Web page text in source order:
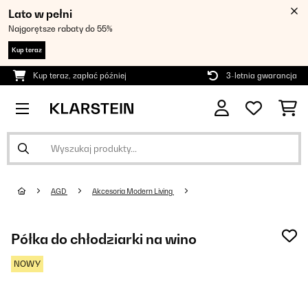
Lato w pełni
Najgorętsze rabaty do 55%
Kup teraz
Kup teraz, zapłać później 3-letnia gwarancja
AGD Akcesoria Modern Living
Półka do chłodziarki na wino
NOWY